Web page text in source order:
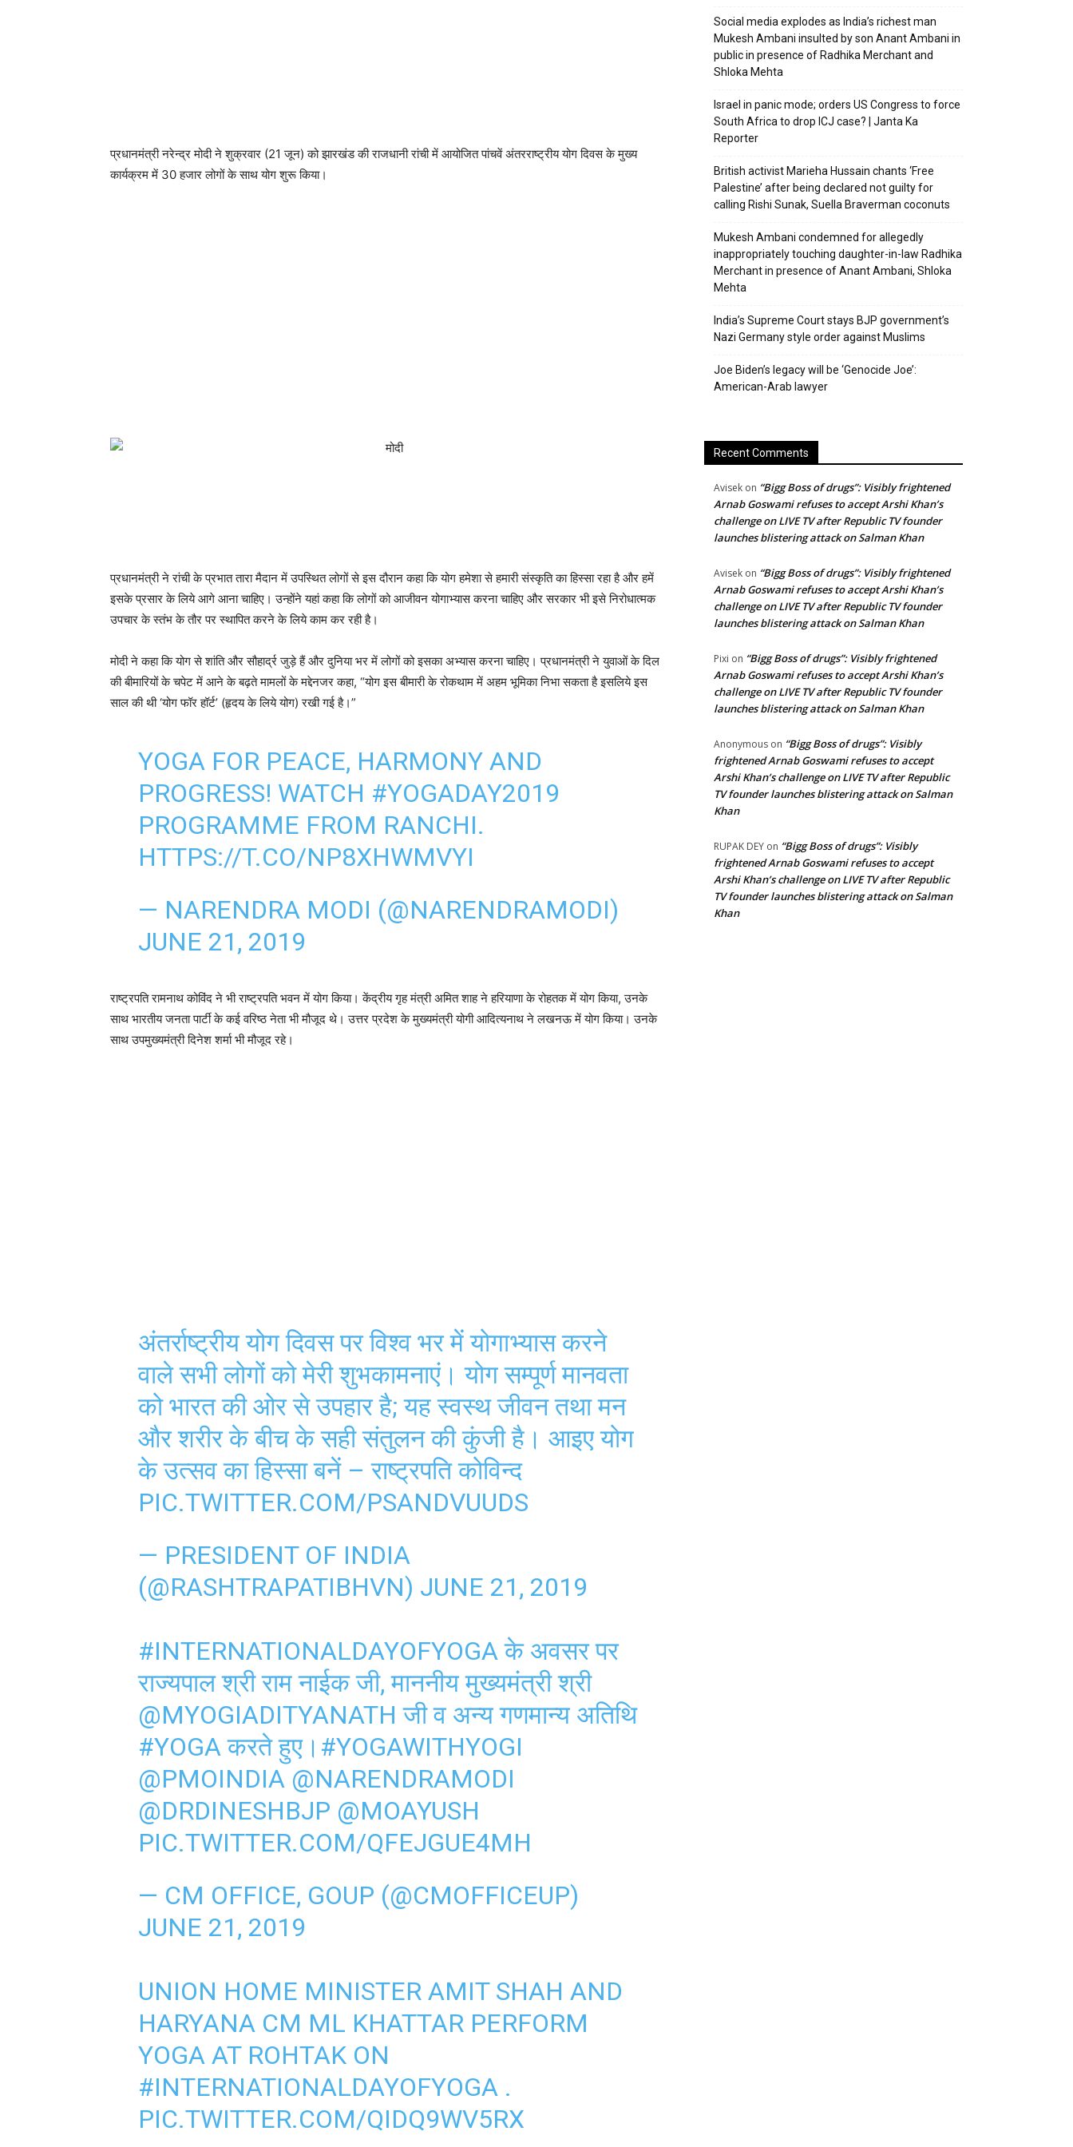
प्रधानमंत्री नरेन्द्र मोदी ने शुक्रवार (21 जून) को झारखंड की राजधानी रांची में आयोजित पांचवें अंतरराष्ट्रीय योग दिवस के मुख्य
कार्यक्रम में 30 हजार लोगों के साथ योग शुरू किया।
प्रधानमंत्री ने रांची के प्रभात तारा मैदान में उपस्थित लोगों से इस दौरान कहा कि योग हमेशा से हमारी संस्कृति का हिस्सा रहा है और हमें
इसके प्रसार के लिये आगे आना चाहिए। उन्होंने यहां कहा कि लोगों को आजीवन योगाभ्यास करना चाहिए और सरकार भी इसे निरोधात्मक
उपचार के स्तंभ के तौर पर स्थापित करने के लिये काम कर रही है।
मोदी ने कहा कि योग से शांति और सौहार्द्र जुड़े हैं और दुनिया भर में लोगों को इसका अभ्यास करना चाहिए। प्रधानमंत्री ने युवाओं के दिल
की बीमारियों के चपेट में आने के बढ़ते मामलों के मद्देनजर कहा, “योग इस बीमारी के रोकथाम में अहम भूमिका निभा सकता है इसलिये इस
साल की थी ‘योग फॉर हॉर्ट’ (हृदय के लिये योग) रखी गई है।”
YOGA FOR PEACE, HARMONY AND
PROGRESS! WATCH #YOGADAY2019
PROGRAMME FROM RANCHI.
HTTPS://T.CO/NP8XHWMVYI
— NARENDRA MODI (@NARENDRAMODI)
JUNE 21, 2019
राष्ट्रपति रामनाथ कोविंद ने भी राष्ट्रपति भवन में योग किया। केंद्रीय गृह मंत्री अमित शाह ने हरियाणा के रोहतक में योग किया, उनके
साथ भारतीय जनता पार्टी के कई वरिष्ठ नेता भी मौजूद थे। उत्तर प्रदेश के मुख्यमंत्री योगी आदित्यनाथ ने लखनऊ में योग किया। उनके
साथ उपमुख्यमंत्री दिनेश शर्मा भी मौजूद रहे।
अंतर्राष्ट्रीय योग दिवस पर विश्व भर में योगाभ्यास करने
वाले सभी लोगों को मेरी शुभकामनाएं। योग सम्पूर्ण मानवता
को भारत की ओर से उपहार है; यह स्वस्थ जीवन तथा मन
और शरीर के बीच के सही संतुलन की कुंजी है। आइए योग
के उत्सव का हिस्सा बनें – राष्ट्रपति कोविन्द
PIC.TWITTER.COM/PSANDVUUDS
— PRESIDENT OF INDIA
(@RASHTRAPATIBHVN) JUNE 21, 2019
#INTERNATIONALDAYOFYOGAके अवसर पर
राज्यपाल श्री राम नाईक जी, माननीय मुख्यमंत्री श्री
@MYOGIADITYANATH जी व अन्य गणमान्य अतिथि
#YOGAकरते हुए। #YOGAWITHYOGI
@PMOINDIA @NARENDRAMODI
@DRDINESHBJP @MOAYUSH
PIC.TWITTER.COM/QFEJGUE4MH
— CM OFFICE, GOUP (@CMOFFICEUP)
JUNE 21, 2019
UNION HOME MINISTER AMIT SHAH AND
HARYANA CM ML KHATTAR PERFORM
YOGA AT ROHTAK ON
#INTERNATIONALDAYOFYOGA.
PIC.TWITTER.COM/QIDQ9WV5RX
Social media explodes as India’s richest man
Mukesh Ambani insulted by son Anant Ambani in
public in presence of Radhika Merchant and
Shloka Mehta
Israel in panic mode; orders US Congress to force
South Africa to drop ICJ case? | Janta Ka
Reporter
British activist Marieha Hussain chants ‘Free
Palestine’ after being declared not guilty for
calling Rishi Sunak, Suella Braverman coconuts
Mukesh Ambani condemned for allegedly
inappropriately touching daughter-in-law Radhika
Merchant in presence of Anant Ambani, Shloka
Mehta
India’s Supreme Court stays BJP government’s
Nazi Germany style order against Muslims
Joe Biden’s legacy will be ‘Genocide Joe’:
American-Arab lawyer
Recent Comments
Avisek on “Bigg Boss of drugs”: Visibly frightened
Arnab Goswami refuses to accept Arshi Khan’s
challenge on LIVE TV after Republic TV founder
launches blistering attack on Salman Khan
Avisek on “Bigg Boss of drugs”: Visibly frightened
Arnab Goswami refuses to accept Arshi Khan’s
challenge on LIVE TV after Republic TV founder
launches blistering attack on Salman Khan
Pixi on “Bigg Boss of drugs”: Visibly frightened
Arnab Goswami refuses to accept Arshi Khan’s
challenge on LIVE TV after Republic TV founder
launches blistering attack on Salman Khan
Anonymous on “Bigg Boss of drugs”: Visibly
frightened Arnab Goswami refuses to accept
Arshi Khan’s challenge on LIVE TV after Republic
TV founder launches blistering attack on Salman
Khan
RUPAK DEY on “Bigg Boss of drugs”: Visibly
frightened Arnab Goswami refuses to accept
Arshi Khan’s challenge on LIVE TV after Republic
TV founder launches blistering attack on Salman
Khan